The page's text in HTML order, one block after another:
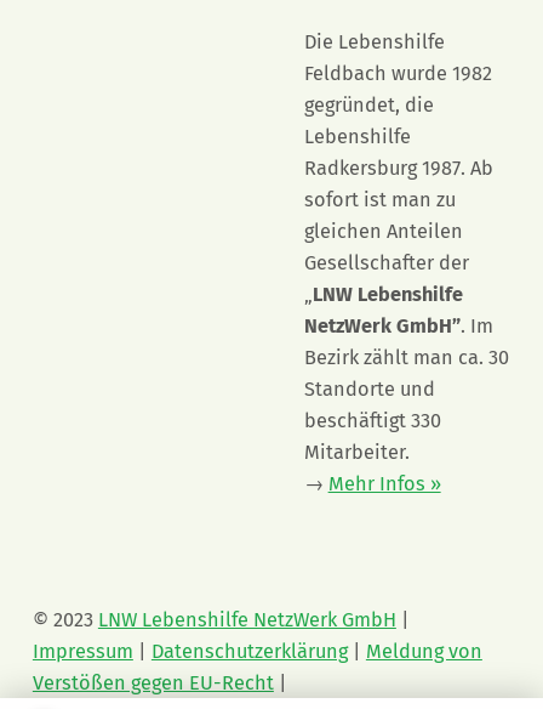
Die Lebenshilfe
Feldbach wurde 1982
gegründet, die
Lebenshilfe
Radkersburg 1987. Ab
sofort ist man zu
gleichen Anteilen
Gesellschafter der
„LNW Lebenshilfe
NetzWerk GmbH”. Im
Bezirk zählt man ca. 30
Standorte und
beschäftigt 330
Mitarbeiter.
→ Mehr Infos »
© 2023 LNW Lebenshilfe NetzWerk GmbH
Impressum
Datenschutzerklärung
Meldung von
Verstößen gegen EU-Recht|